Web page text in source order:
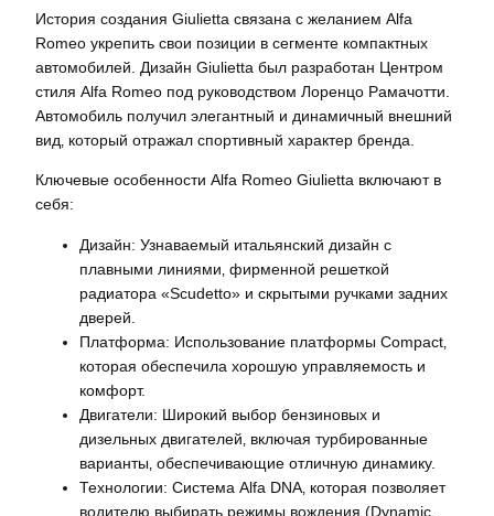
История создания Giulietta связана с желанием Alfa
Romeo укрепить свои позиции в сегменте компактных
автомобилей. Дизайн Giulietta был разработан Центром
стиля Alfa Romeo под руководством Лоренцо Рамачотти.
Автомобиль получил элегантный и динамичный внешний
вид‚ который отражал спортивный характер бренда.
Ключевые особенности Alfa Romeo Giulietta включают в
себя:
Дизайн: Узнаваемый итальянский дизайн с
плавными линиями‚ фирменной решеткой
радиатора «Scudetto» и скрытыми ручками задних
дверей.
Платформа: Использование платформы Compact‚
которая обеспечила хорошую управляемость и
комфорт.
Двигатели: Широкий выбор бензиновых и
дизельных двигателей‚ включая турбированные
варианты‚ обеспечивающие отличную динамику.
Технологии: Система Alfa DNA‚ которая позволяет
водителю выбирать режимы вождения (Dynamic‚